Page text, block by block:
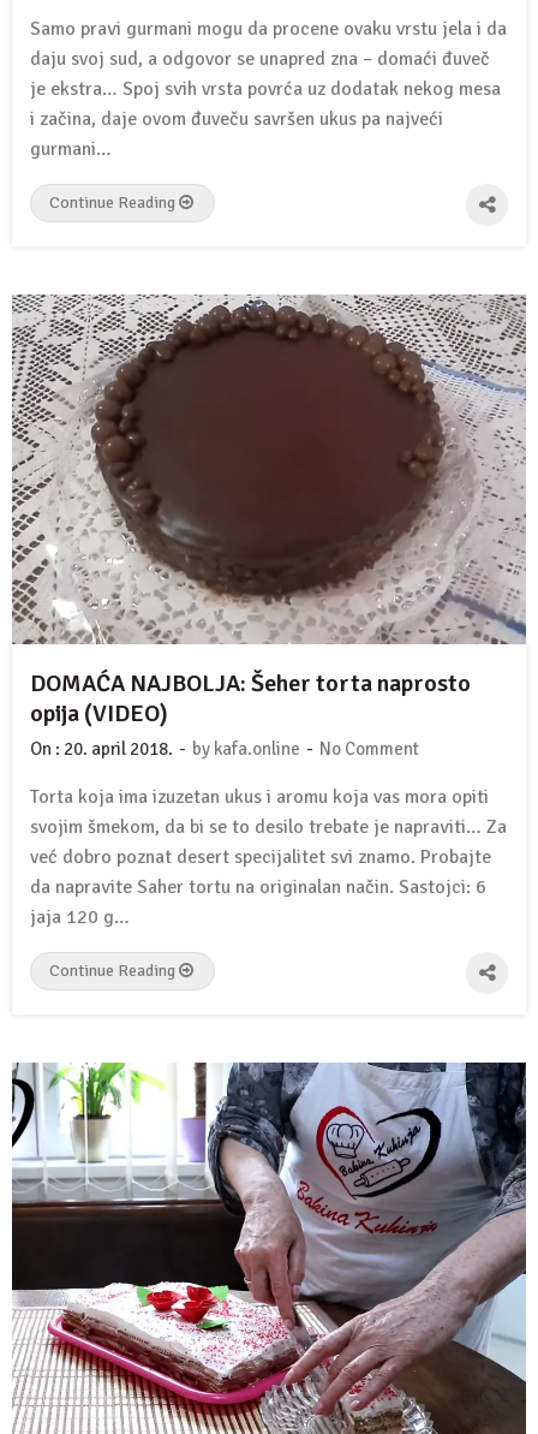
Samo pravi gurmani mogu da procene ovaku vrstu jela i da
daju svoj sud, a odgovor se unapred zna – domaći đuveč
je ekstra… Spoj svih vrsta povrća uz dodatak nekog mesa
i začina, daje ovom đuveču savršen ukus pa najveći
gurmani…
Continue Reading
DOMAĆA NAJBOLJA: Šeher torta naprosto
opija (VIDEO)
On : 20. april 2018. - by kafa.online - No Comment
Torta koja ima izuzetan ukus i aromu koja vas mora opiti
svojim šmekom, da bi se to desilo trebate je napraviti… Za
već dobro poznat desert specijalitet svi znamo. Probajte
da napravite Saher tortu na originalan način. Sastojci: 6
jaja 120 g…
Continue Reading